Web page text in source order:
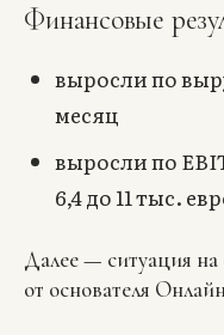
Финансовые
выросли по
месяц
выросли по
6,4 до 11 тыс.
Далее — ситуация на
от основателя